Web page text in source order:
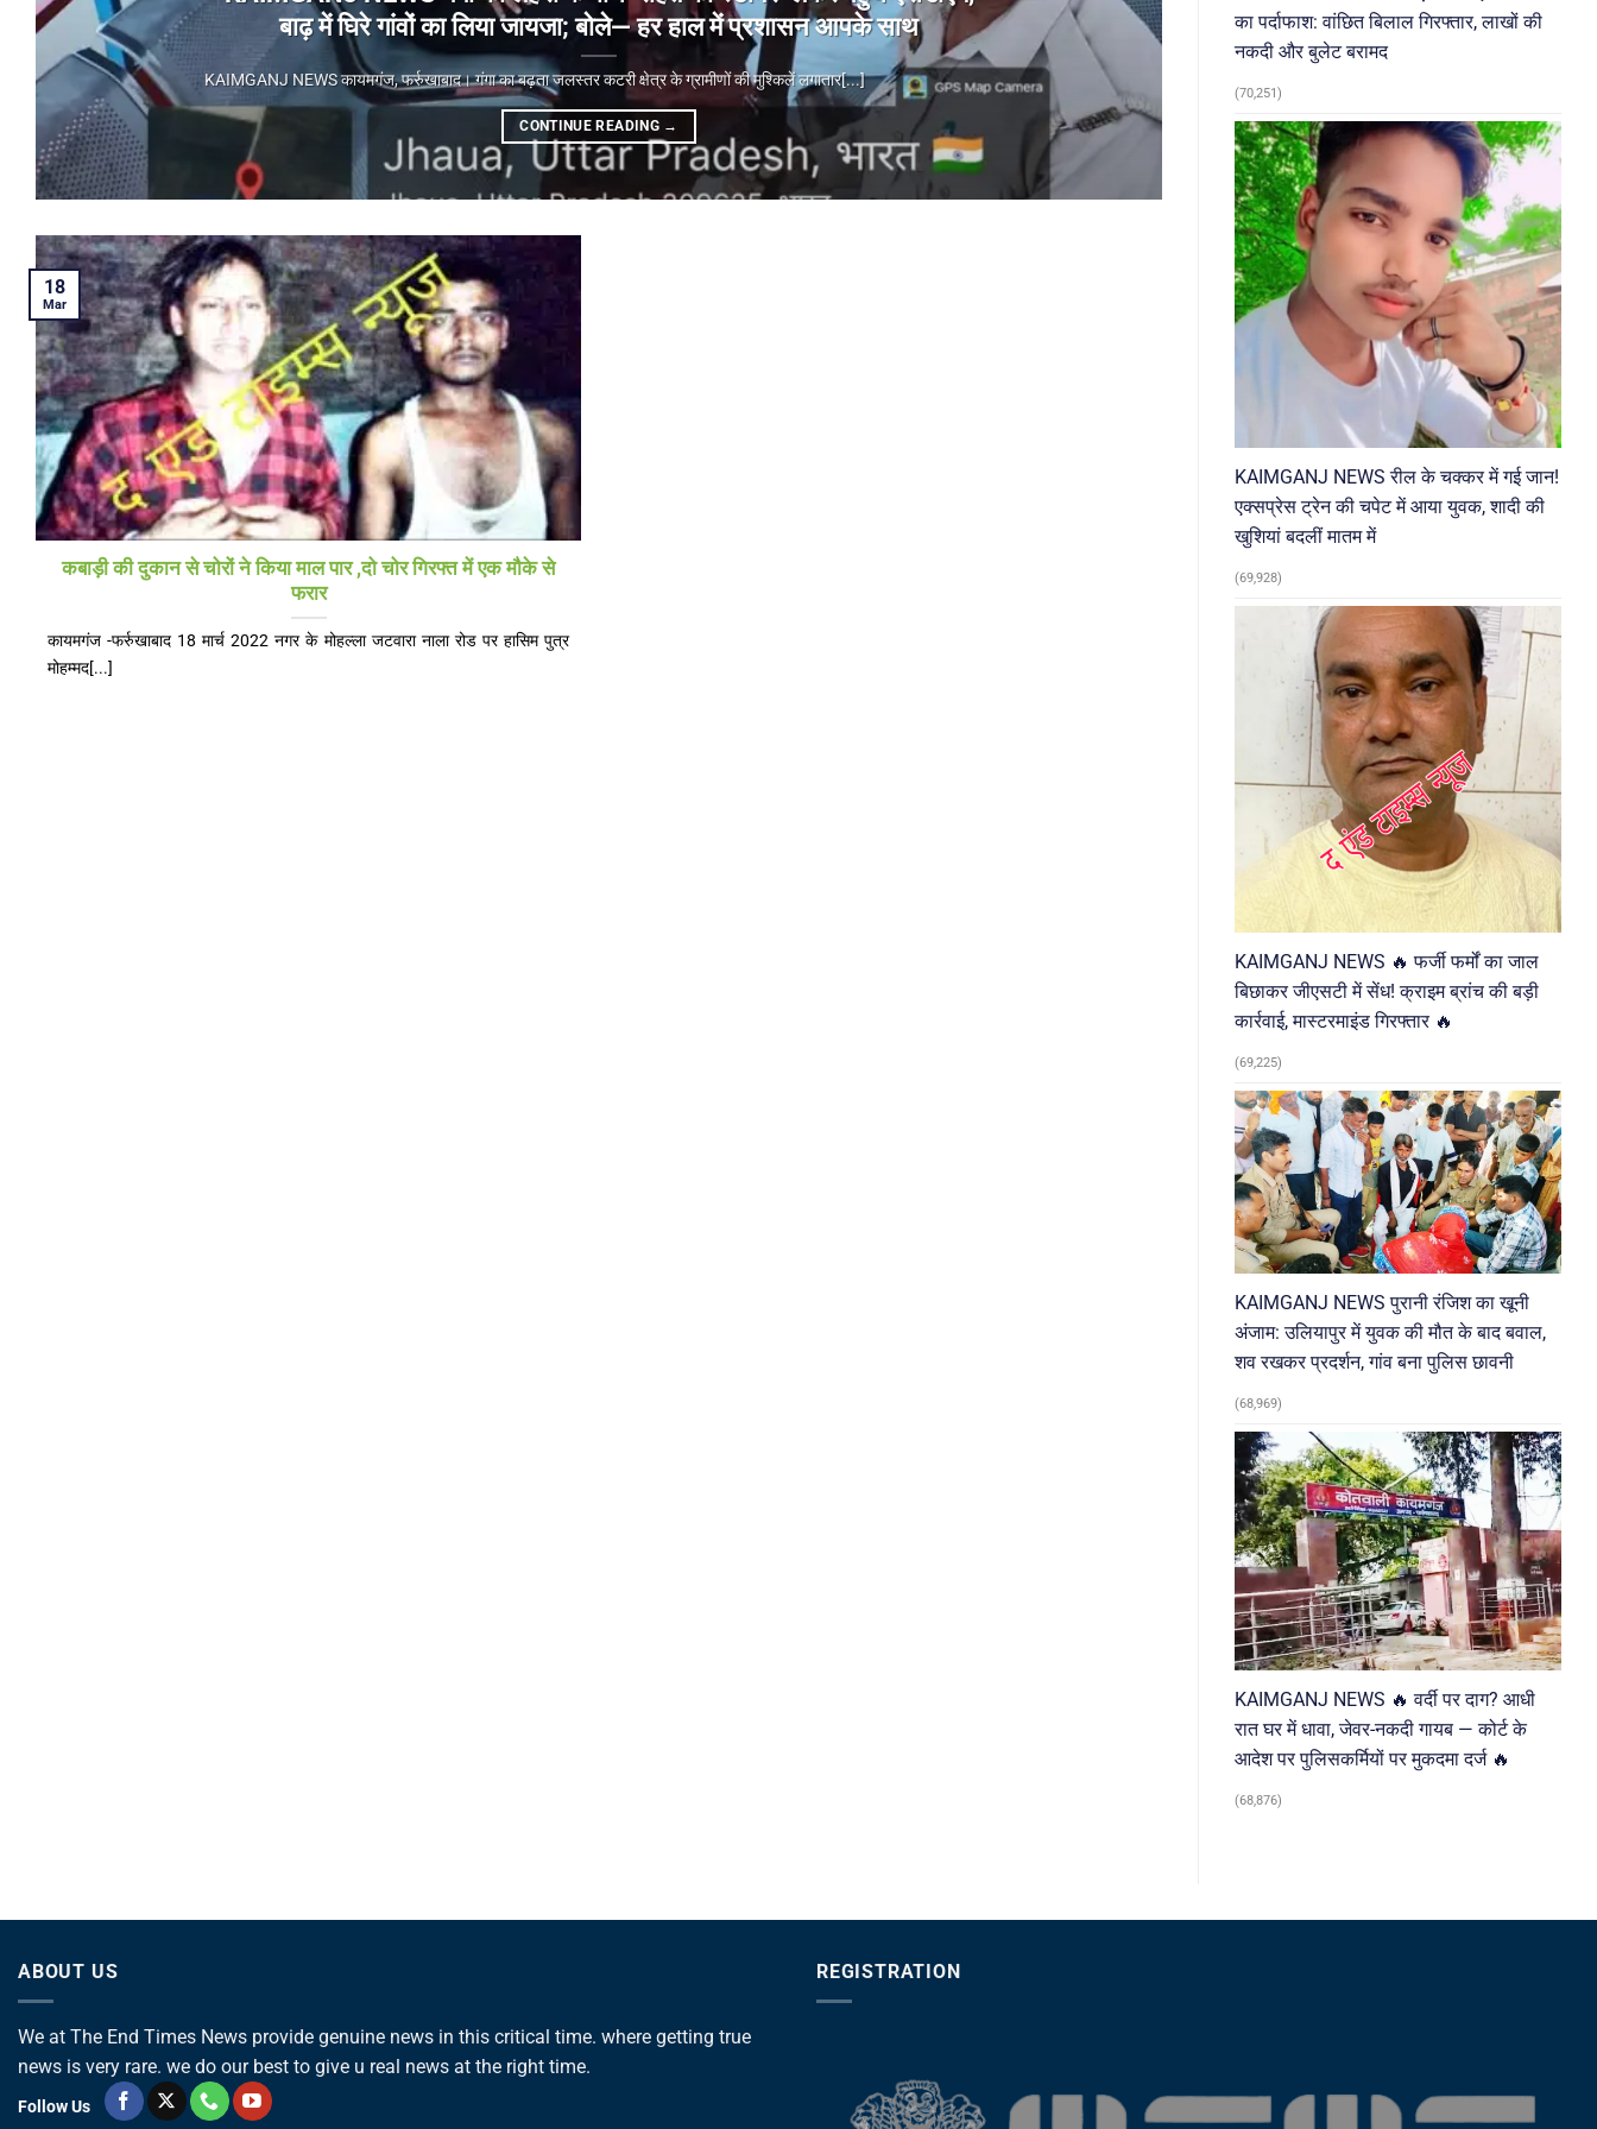
बाढ़ में घिरे गांवों का लिया जायजा; बोले— हर हाल में प्रशासन आपके साथ
KAIMGANJ NEWS कायमगंज, फर्रुखाबाद। गंगा का बढ़ता जलस्तर कटरी क्षेत्र के ग्रामीणों की मुश्किलें लगातार[...]
CONTINUE READING →
कबाड़ी की दुकान से चोरों ने किया माल पार ,दो चोर गिरफ्त में एक मौके से
फरार
कायमगंज -फर्रुखाबाद 18 मार्च 2022 नगर के मोहल्ला जटवारा नाला रोड पर हासिम पुत्र
मोहम्मद[...]
18
Mar
का पर्दाफाश: वांछित बिलाल गिरफ्तार, लाखों की
नकदी और बुलेट बरामद
(70,251)
KAIMGANJ NEWS रील के चक्कर में गई जान!
एक्सप्रेस ट्रेन की चपेट में आया युवक, शादी की
खुशियां बदलीं मातम में
(69,928)
KAIMGANJ NEWS 🔥 फर्जी फर्मों का जाल
बिछाकर जीएसटी में सेंध! क्राइम ब्रांच की बड़ी
कार्रवाई, मास्टरमाइंड गिरफ्तार 🔥
(69,225)
KAIMGANJ NEWS पुरानी रंजिश का खूनी
अंजाम: उलियापुर में युवक की मौत के बाद बवाल,
शव रखकर प्रदर्शन, गांव बना पुलिस छावनी
(68,969)
KAIMGANJ NEWS 🔥 वर्दी पर दाग? आधी
रात घर में धावा, जेवर-नकदी गायब — कोर्ट के
आदेश पर पुलिसकर्मियों पर मुकदमा दर्ज 🔥
(68,876)
ABOUT US
We at The End Times News provide genuine news in this critical time. where getting true
news is very rare. we do our best to give u real news at the right time.
Follow Us
REGISTRATION